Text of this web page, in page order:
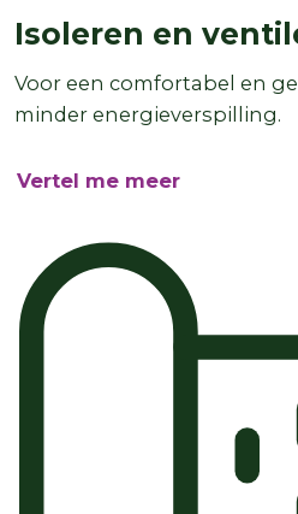
Isoleren en
Voor een comfortabel en
minder energieverspilling.
Vertel me meer